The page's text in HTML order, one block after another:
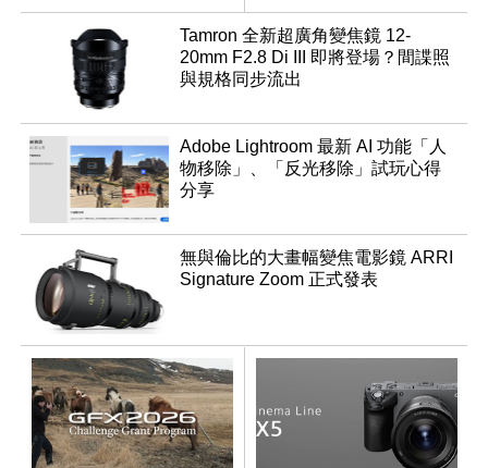
Tamron 全新超廣角變焦鏡 12-
20mm F2.8 Di III 即將登場？間諜照
與規格同步流出
Adobe Lightroom 最新 AI 功能「人
物移除」、「反光移除」試玩心得
分享
無與倫比的大畫幅變焦電影鏡 ARRI
Signature Zoom 正式發表